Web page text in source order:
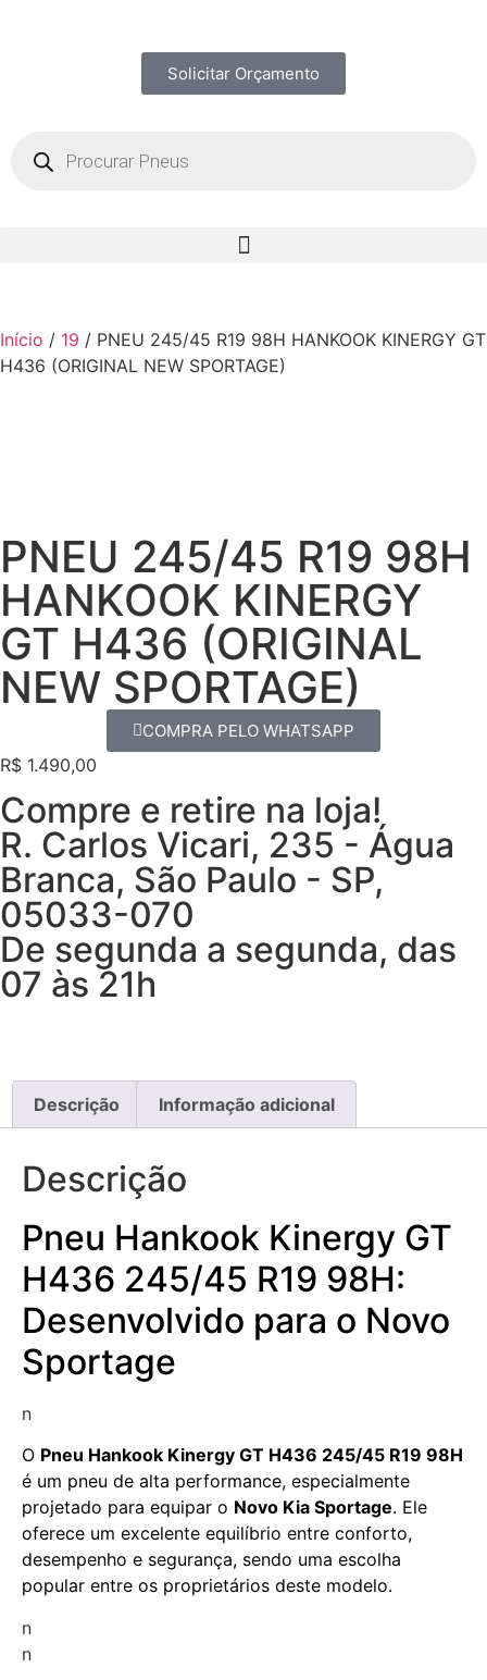
Solicitar Orçamento
Início / 19 / PNEU 245/45 R19 98H HANKOOK KINERGY GT
H436 (ORIGINAL NEW SPORTAGE)
PNEU 245/45 R19 98H
HANKOOK KINERGY
GT H436 (ORIGINAL
NEW SPORTAGE)
COMPRA PELO WHATSAPP
R$ 1.490,00
Compre e retire na loja!
R. Carlos Vicari, 235 - Água
Branca, São Paulo - SP,
05033-070
De segunda a segunda, das
07 às 21h
Descrição Informação adicional
Descrição
Pneu Hankook Kinergy GT
H436 245/45 R19 98H:
Desenvolvido para o Novo
Sportage
n
O Pneu Hankook Kinergy GT H436 245/45 R19 98H
é um pneu de alta performance, especialmente
projetado para equipar o Novo Kia Sportage. Ele
oferece um excelente equilíbrio entre conforto,
desempenho e segurança, sendo uma escolha
popular entre os proprietários deste modelo.
n
n